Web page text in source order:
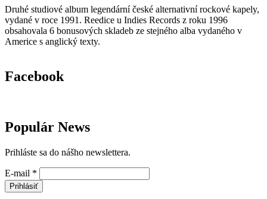
Druhé studiové album legendární české alternativní rockové kapely,
vydané v roce 1991. Reedice u Indies Records z roku 1996
obsahovala 6 bonusových skladeb ze stejného alba vydaného v
Americe s anglický texty.
Facebook
Populár News
Prihláste sa do nášho newslettera.
E-mail *
Prihlásiť